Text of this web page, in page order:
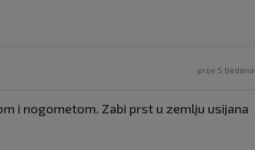
prije 5 tjedana
i nogometom. Zabi prst u zemlju usijana